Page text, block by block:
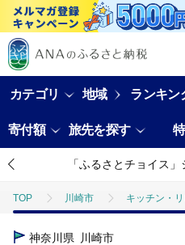
カテゴリ 地域 ランキン
寄付額 旅先を探す
「ふるさとチョイス
TOP 川崎市 キッチン・
TOP
神奈川県 川崎市